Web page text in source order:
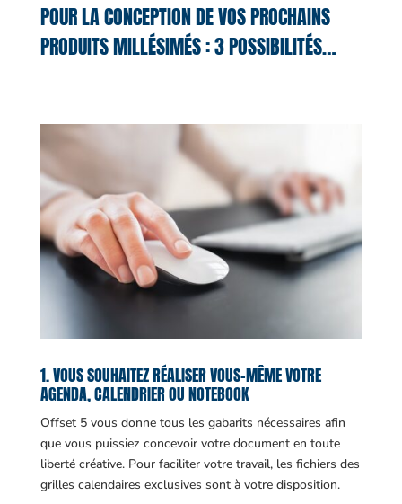
POUR LA CONCEPTION DE VOS PROCHAINS
PRODUITS MILLÉSIMÉS : 3 POSSIBILITÉS…
1. VOUS SOUHAITEZ RÉALISER VOUS-MÊME VOTRE
AGENDA, CALENDRIER OU NOTEBOOK
Offset 5 vous donne tous les gabarits nécessaires afin
que vous puissiez concevoir votre document en toute
liberté créative. Pour faciliter votre travail, les fichiers des
grilles calendaires exclusives sont à votre disposition.